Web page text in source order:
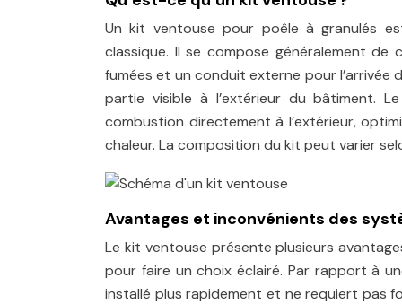
Un kit ventouse pour poêle à granulés
classique. Il se compose généralement
fumées et un conduit externe pour l’arrivée
partie visible à l’extérieur du bâtiment.
combustion directement à l’extérieur,
chaleur. La composition du kit peut varier
Avantages et inconvénients des
Le kit ventouse présente plusieurs
pour faire un choix éclairé. Par rapport à
installé plus rapidement et ne requiert pas